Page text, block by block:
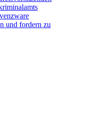
und fordern zu